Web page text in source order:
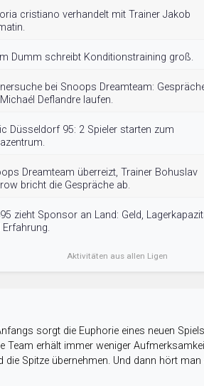
cristiano verhandelt mit Trainer Jakob
Dumm schreibt Konditionstraining groß.
bei Snoops Dreamteam:
Deflandre laufen.
Düsseldorf 95: 2 Spieler starten zum
Dreamteam überreizt, Trainer Bohuslav
bricht die Gespräche ab.
zieht Sponsor an Land: Geld,
Erfahrung.
Aktivitäten aus allen Ligen
sorgt die Euphorie eines neuen
Team erhält immer weniger
Spitze übernehmen. Und dann hört man